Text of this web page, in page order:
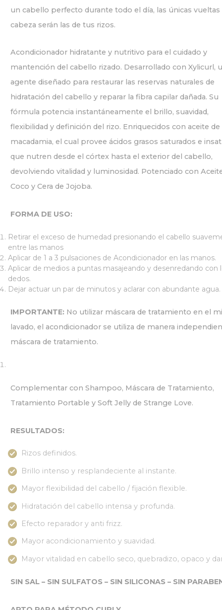
un cabello perfecto durante todo el día, las únicas
cabeza serán las de tus rizos.
Acondicionador hidratante y nutritivo para el cuidado y
mantención del cabello rizado. Desarrollado con Xylicurl,
agente diseñado para restaurar las reservas naturales de
hidratación del cabello y reparar la fibra capilar dañada. Su
fórmula potencia instantáneamente el brillo, suavidad,
flexibilidad y definición del rizo. Enriquecidos con aceite de
macadamia, el cual provee ácidos grasos saturados e
que nutren desde el córtex hasta el exterior del cabello,
devolviendo vitalidad y luminosidad. Potenciado con
Coco y Cera de Jojoba.
FORMA DE USO:
Retirar el exceso de humedad presionando el cabello
entre las manos
Aplicar de 1 a 3 pulsaciones de Acondicionador en las manos.
Aplicar de medios a puntas masajeando y desenredando con
dedos.
Dejar actuar un par de minutos y aclarar con abundante agua.
IMPORTANTE:No utilizar máscara de tratamiento en el
lavado, el acondicionador se utiliza de manera
máscara de tratamiento.
Complementar con Shampoo, Máscara de Tratamiento,
Tratamiento Portable y Soft Jelly de Strange Love.
RESULTADOS:
Rizos definidos.
Brillo intenso y resplandeciente al instante.
Mayor flexibilidad del cabello / fijación flexible.
Hidratación del cabello intensa y profunda.
Efecto reparador y anti frizz.
Mayor acondicionamiento y suavidad.
Mayor vitalidad en cabello seco, quebradizo, opaco y
SIN SAL – SIN SULFATOS – SIN SILICONAS – SIN